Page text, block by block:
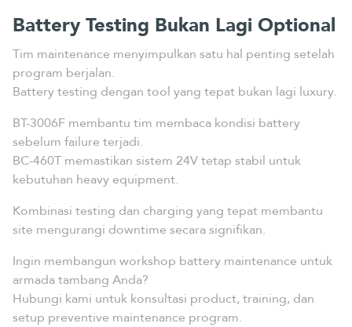
Battery Testing Bukan Lagi Optional
Tim maintenance menyimpulkan satu hal penting setelah
program berjalan.
Battery testing dengan tool yang tepat bukan lagi luxury.
BT-3006F membantu tim membaca kondisi battery
sebelum failure terjadi.
BC-460T memastikan sistem 24V tetap stabil untuk
kebutuhan heavy equipment.
Kombinasi testing dan charging yang tepat membantu
site mengurangi downtime secara signifikan.
Ingin membangun workshop battery maintenance untuk
armada tambang Anda?
Hubungi kami untuk konsultasi product, training, dan
setup preventive maintenance program.